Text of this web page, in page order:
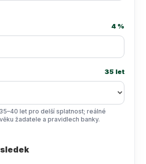
4 %
35 let
let pro delší splatnost; reálné
žadatele a pravidlech banky.